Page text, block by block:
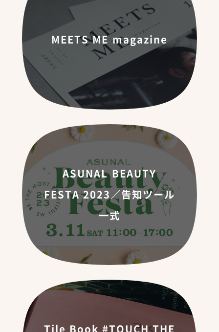
MEETS ME magazine
ASUNAL BEAUTY
FESTA 2023／告知ツール
一式
Tile Book #TOUCH THE